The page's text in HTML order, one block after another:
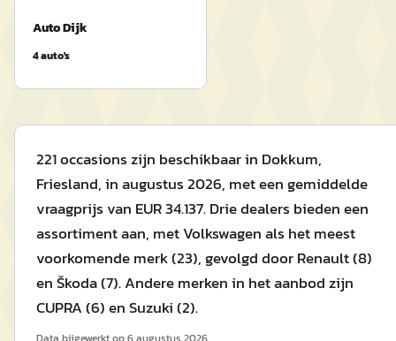
Auto Dijk
4auto's
221 occasions zijn beschikbaar in Dokkum,
Friesland, in augustus 2026, met een gemiddelde
vraagprijs van EUR 34.137. Drie dealers bieden een
assortiment aan, met Volkswagen als het meest
voorkomende merk (23), gevolgd door Renault (8)
en Škoda (7). Andere merken in het aanbod zijn
CUPRA (6) en Suzuki (2).